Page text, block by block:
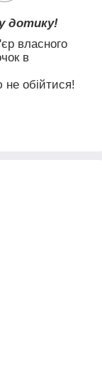
дотику!
власного
в
не обійтися!